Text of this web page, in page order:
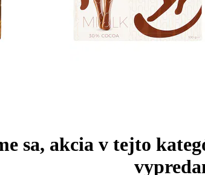
sa, akcia v tejto